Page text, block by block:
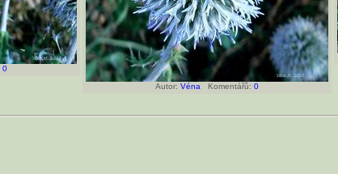
0
Autor: Véna Komentářů: 0